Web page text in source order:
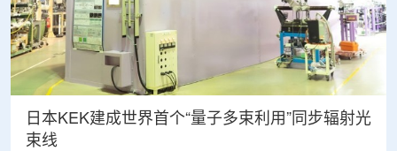
日本KEK建成世界首个“量子多束利用”同步辐射光
束线